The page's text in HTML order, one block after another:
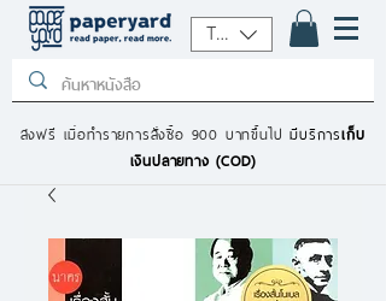
THB (฿)
ส่งฟรี เมื่อทำรายการสั่งซื้อ 900 บาทขึ้นไปมีบริการเก็บ
เงินปลายทาง (COD)